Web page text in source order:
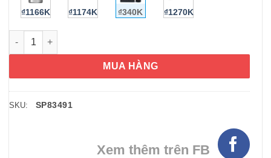
₫1166K ₫1174K ₫340K ₫1270K
Nước hoa nam Hugo Boss Just Different Eau De Toilette 8ml
MUA HÀNG
SKU: SP83491
Xem thêm trên FB